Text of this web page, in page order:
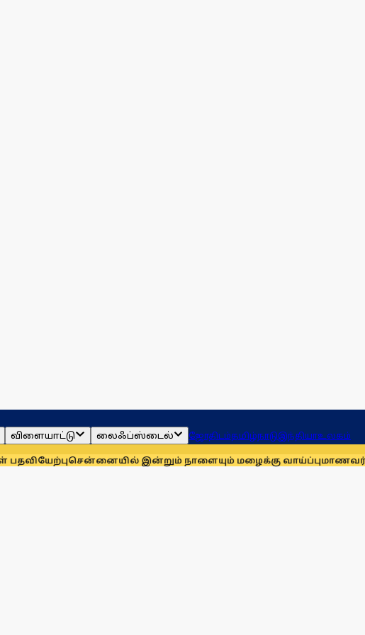
விளையாட்டு லைஃப்ஸ்டைல் ஜோதிடம்தமிழ்நாடுஇந்தியாஉலகம்
சென்னையில் இன்றும் நாளையும் மழைக்கு வாய்ப்புமாணவர்களுக்காக